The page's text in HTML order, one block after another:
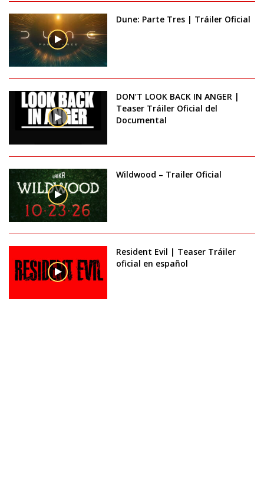
Dune: Parte Tres | Tráiler Oficial
DON’T LOOK BACK IN ANGER |
Teaser Tráiler Oficial del
Documental
Wildwood – Trailer Oficial
Resident Evil | Teaser Tráiler
oficial en español